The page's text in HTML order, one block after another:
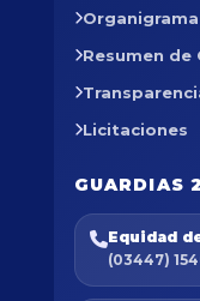
Organigrama
Resumen de
Licitaciones
GUARDIAS
Equidad
(03447)